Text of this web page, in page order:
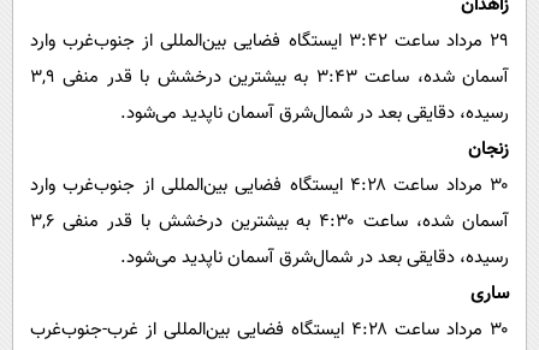
۲۹ مرداد ساعت ۳:۴۲ ایستگاه فضایی بین‌المللی از‌ جنوب‌غرب وارد
آسمان شده، ساعت ۳:۴۳ به بیشترین درخشش با قدر منفی ۳,۹
رسیده، دقایقی بعد در شمال‌شرق آسمان ناپدید می‌شود.
زنجان
۳۰ مرداد ساعت ۴:۲۸ ایستگاه فضایی بین‌المللی از‌ جنوب‌غرب وارد
آسمان شده، ساعت ۴:۳۰ به بیشترین درخشش با قدر منفی ۳,۶
رسیده، دقایقی بعد در شمال‌شرق آسمان ناپدید می‌شود.
ساری
۳۰ مرداد ساعت ۴:۲۸ ایستگاه فضایی بین‌المللی از‌ غرب-جنوب‌غرب